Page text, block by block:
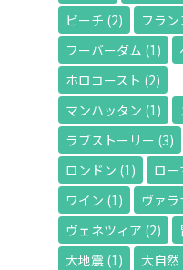
ビーチ (2) フラン
フーバーダム (1)
ホロコースト (2)
マンハッタン (1)
ラブストーリー (3)
ロンドン (1) ロー
ワイン (1) ヴァラ
ヴェネツィア (2)
大地震 (1) 大自然